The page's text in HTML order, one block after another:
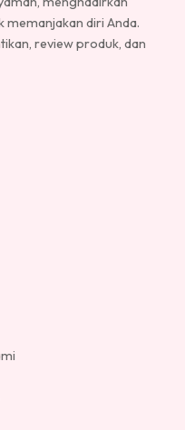
diri Anda.
review produk, dan